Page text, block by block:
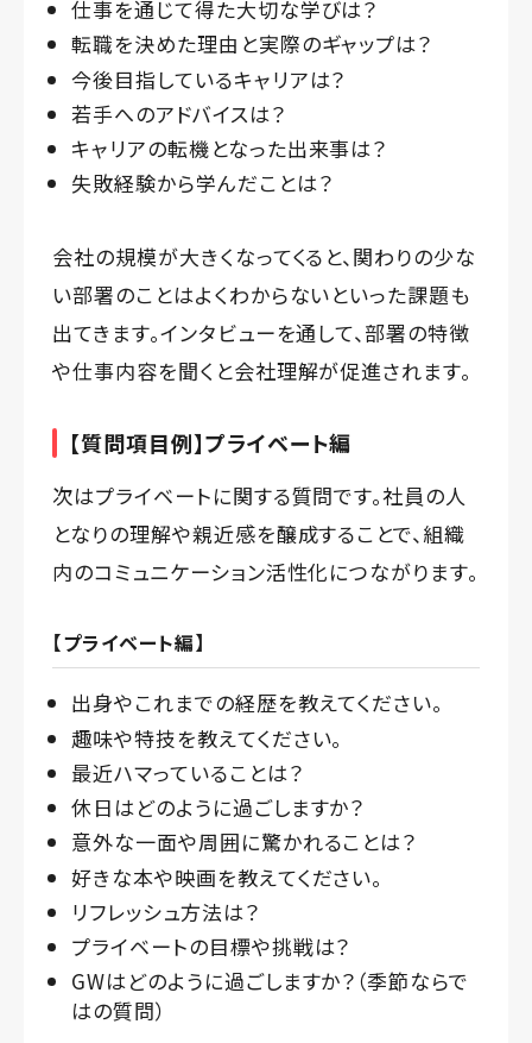
仕事を通じて得た大切な学びは？
転職を決めた理由と実際のギャップは？
今後目指しているキャリアは？
若手へのアドバイスは？
キャリアの転機となった出来事は？
失敗経験から学んだことは？
会社の規模が大きくなってくると、関わりの少な
い部署のことはよくわからないといった課題も
出てきます。インタビューを通して、部署の特徴
や仕事内容を聞くと会社理解が促進されます。
【質問項目例】プライベート編
次はプライベートに関する質問です。社員の人
となりの理解や親近感を醸成することで、組織
内のコミュニケーション活性化につながります。
【プライベート編】
出身やこれまでの経歴を教えてください。
趣味や特技を教えてください。
最近ハマっていることは？
休日はどのように過ごしますか？
意外な一面や周囲に驚かれることは？
好きな本や映画を教えてください。
リフレッシュ方法は？
プライベートの目標や挑戦は？
GWはどのように過ごしますか？（季節ならで
はの質問）